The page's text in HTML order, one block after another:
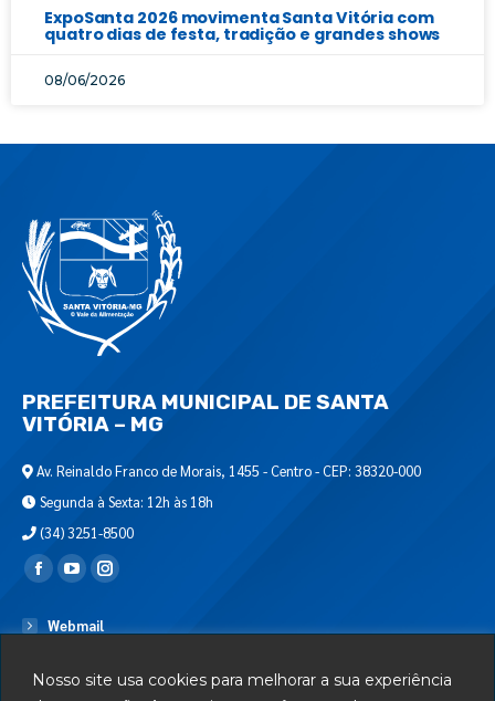
Nosso site usa cookies para melhorar a sua experiência
ExpoSanta 2026 movimenta Santa Vitória com
quatro dias de festa, tradição e grandes shows
08/06/2026
PREFEITURA MUNICIPAL DE SANTA
VITÓRIA – MG
Av. Reinaldo Franco de Morais, 1455 - Centro - CEP: 38320-000
Segunda à Sexta: 12h às 18h
(34) 3251-8500
Encontre-nos em:
Webmail